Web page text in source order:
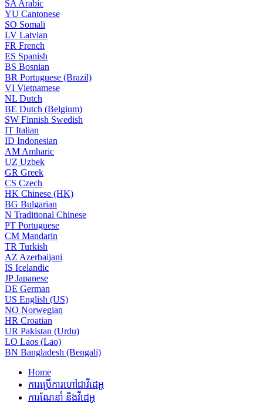
SA Arabic
YU Cantonese
SO Somali
LV Latvian
FR French
ES Spanish
BS Bosnian
BR Portuguese (Brazil)
VI Vietnamese
NL Dutch
BE Dutch (Belgium)
SW Finnish Swedish
IT Italian
ID Indonesian
AM Amharic
UZ Uzbek
GR Greek
CS Czech
HK Chinese (HK)
BG Bulgarian
N Traditional Chinese
PT Portuguese
CM Mandarin
TR Turkish
AZ Azerbaijani
IS Icelandic
JPJapanese
DE German
US English (US)
NO Norwegian
HR Croatian
UR Pakistan (Urdu)
LO Laos (Lao)
BN Bangladesh (Bengali)
Home
ការប្រើការហៅជាវីដេអូ
ការណែនាំ និងវីដេអូ